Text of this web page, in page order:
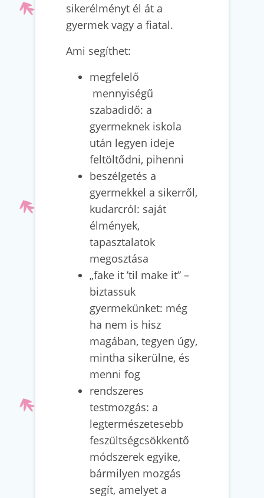
sikerélményt él át a
gyermek vagy a fiatal.
Ami segíthet:
megfelelő
mennyiségű
szabadidő: a
gyermeknek iskola
után legyen ideje
feltöltődni, pihenni
beszélgetés a
gyermekkel a sikerről,
kudarcról: saját
élmények,
tapasztalatok
megosztása
„fake it ’til make it” –
biztassuk
gyermekünket: még
ha nem is hisz
magában, tegyen úgy,
mintha sikerülne, és
menni fog
rendszeres
testmozgás: a
legtermészetesebb
feszültségcsökkentő
módszerek egyike,
bármilyen mozgás
segít, amelyet a